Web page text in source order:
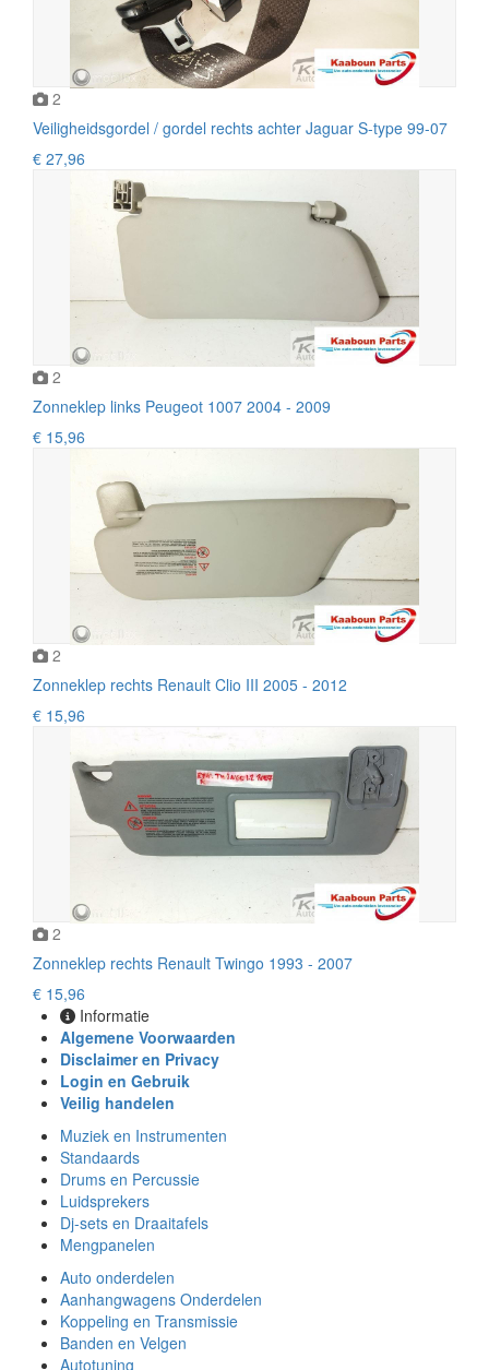
2
Veiligheidsgordel / gordel rechts achter Jaguar S-type 99-07
€ 27,96
2
Zonneklep links Peugeot 1007 2004 - 2009
€ 15,96
2
Zonneklep rechts Renault Clio III 2005 - 2012
€ 15,96
2
Zonneklep rechts Renault Twingo 1993 - 2007
€ 15,96
Informatie
Algemene Voorwaarden
Disclaimer en Privacy
Login en Gebruik
Veilig handelen
Muziek en Instrumenten
Standaards
Drums en Percussie
Luidsprekers
Dj-sets en Draaitafels
Mengpanelen
Auto onderdelen
Aanhangwagens Onderdelen
Koppeling en Transmissie
Banden en Velgen
Autotuning